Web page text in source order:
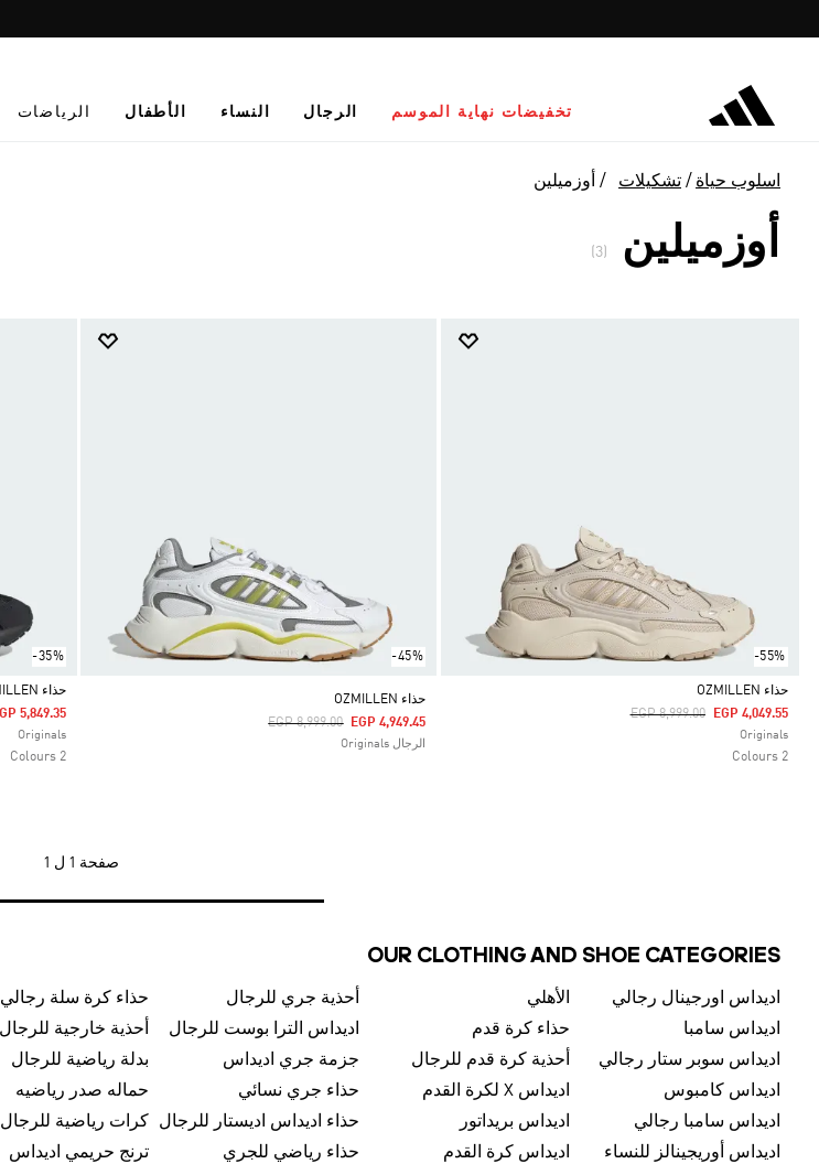
promotion
تخفيضات نهاية الموسم الرجال النساء الأطفال الرياضات
اسلوب حياة تشكيلات أوزميلين
أوزميلين (3)
-55%
Selected
حذاء OZMILLEN
Price Reduced From
EGP 8,999.00ToEGP 4,049.55
Originals
2 Colours
-45%
حذاء OZMILLEN
Price Reduced From
EGP 8,999.00ToEGP 4,949.45
الرجال Originals
-35%
Selected
حذاء OZMILLEN
5,849.35
Originals
2 Colours
صفحة 1 ل 1
OUR CLOTHING AND SHOE CATEGORIES
اديداس اورجينال رجالي الأهلي أحذية جري للرجال حذاء كرة سلة رجالي
اديداس سامبا
حذاء كرة قدم اديداس الترا بوست للرجال أحذية خارجية للرجال
اديداس سوبر ستار رجالي
أحذية كرة قدم للرجال جزمة جري اديداس بدلة رياضية للرجال
اديداس كامبوس
اديداس X لكرة القدم حذاء جري نسائي حماله صدر رياضيه
اديداس سامبا رجالي
اديداس بريداتور حذاء اديداس اديستار للرجال كرات رياضية للرجال
اديداس أوريجينالز للنساء
اديداس كرة القدم حذاء رياضي للجري ترنج حريمي اديداس